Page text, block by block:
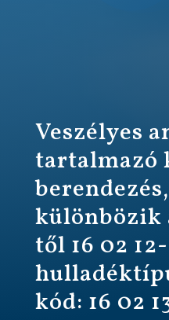
Veszélyes
tartalmazó
különbözik
től 16 02
kód: 16 02